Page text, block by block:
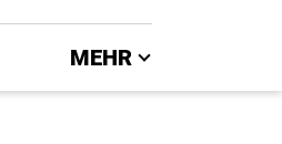
MEHR